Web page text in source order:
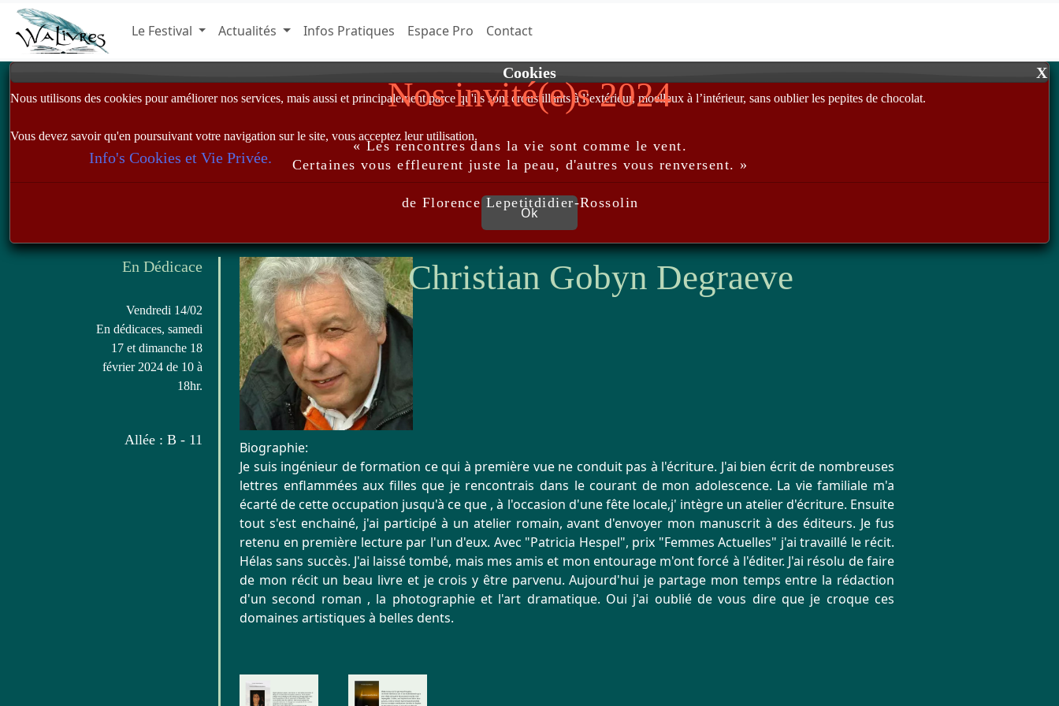
Le Festival Actualités Infos Pratiques Espace Pro Contact
Cookies X
Nous utilisons des cookies pour améliorer nos services, mais aussi et principalement parce qu'ils sont croustillants à l’extérieur, moelleux à l’intérieur, sans oublier les pepites de chocolat.
Vous devez savoir qu'en poursuivant votre navigation sur le site, vous acceptez leur utilisation.
Info's Cookies et Vie Privée.
Ok
Nos invité(e)s 2024
« Les rencontres dans la vie sont comme le vent.
Certaines vous effleurent juste la peau, d'autres vous renversent. »
de Florence Lepetitdidier-Rossolin
En Dédicace
Vendredi 14/02
En dédicaces, samedi
17 et dimanche 18
février 2024 de 10 à
18hr.
Allée : B - 11
Christian Gobyn Degraeve
Biographie:
Je suis ingénieur de formation ce qui à première vue ne conduit pas à l'écriture. J'ai bien écrit de nombreuses
lettres enflammées aux filles que je rencontrais dans le courant de mon adolescence. La vie familiale m'a
écarté de cette occupation jusqu'à ce que , à l'occasion d'une fête locale,j' intègre un atelier d'écriture. Ensuite
tout s'est enchainé, j'ai participé à un atelier romain, avant d'envoyer mon manuscrit à des éditeurs. Je fus
retenu en première lecture par l'un d'eux. Avec "Patricia Hespel", prix "Femmes Actuelles" j'ai travaillé le récit.
Hélas sans succès. J'ai laissé tombé, mais mes amis et mon entourage m'ont forcé à l'éditer. J'ai résolu de faire
de mon récit un beau livre et je crois y être parvenu. Aujourd'hui je partage mon temps entre la rédaction
d'un second roman , la photographie et l'art dramatique. Oui j'ai oublié de vous dire que je croque ces
domaines artistiques à belles dents.